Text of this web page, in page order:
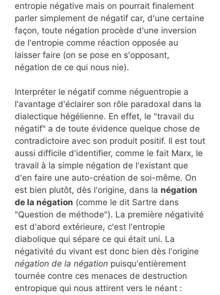
entropie négative mais on pourrait finalement
parler simplement de négatif car, d'une certaine
façon, toute négation procède d'une inversion
de l'entropie comme réaction opposée au
laisser faire (on se pose en s'opposant,
négation de ce qui nous nie).
Interpréter le négatif comme néguentropie a
l'avantage d'éclairer son rôle paradoxal dans la
dialectique hégélienne. En effet, le "travail du
négatif" a de toute évidence quelque chose de
contradictoire avec son produit positif. Il est tout
aussi difficile d'identifier, comme le fait Marx, le
travail à la simple négation de l'existant que
d'en faire une auto-création de soi-même. On
est bien plutôt, dès l'origine, dans la négation
de la négation (comme le dit Sartre dans
"Question de méthode"). La première négativité
est d'abord extérieure, c'est l'entropie
diabolique qui sépare ce qui était uni. La
négativité du vivant est donc bien dès l'origine
négation de la négation puisqu'entièrement
tournée contre ces menaces de destruction
entropique qui nous attirent vers le néant :